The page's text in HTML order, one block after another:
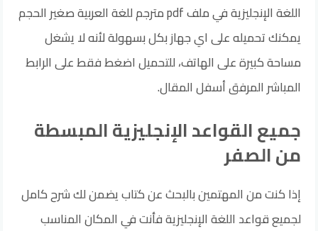
اللغة الإنجليزية في ملف pdf مترجم للغة العربية صغير الحجم
يمكنك تحميله على اي جهاز بكل بسهولة لأنه لا يشغل
مساحة كبيرة على الهاتف، للتحميل اضغط فقط على الرابط
المباشر المرفق أسفل المقال.
جميع القواعد الإنجليزية المبسطة
من الصفر
إذا كنت من المهتمين بالبحث عن كتاب يضمن لك شرح كامل
لجميع قواعد اللغة الإنجليزية فأنت في المكان المناسب